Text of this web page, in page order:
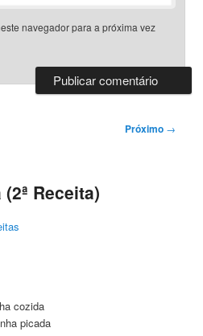
navegador para a próxima vez
Próximo →
Receita)
cozida
picada